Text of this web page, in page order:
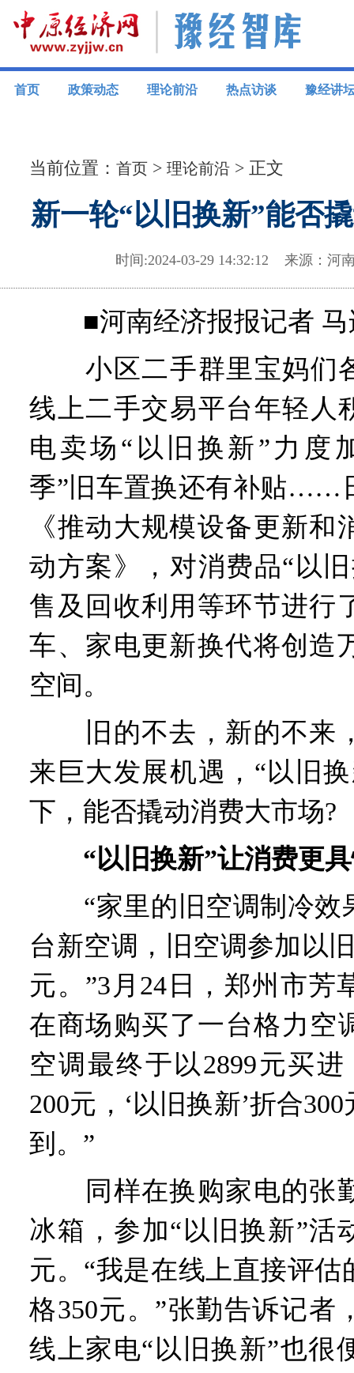
首页 政策动态 理论前沿 热点访谈 豫经讲
当前位置：首页 >理论前沿 > 正文
新一轮“以旧换新”能否
时间:2024-03-29 14:32:12 来源：
■河南经济报报记者 马
小区二手群里宝妈们
线上二手交易平台年轻人
电卖场“以旧换新”力度
季”旧车置换还有补贴……
《推动大规模设备更新和
动方案》，对消费品“以
售及回收利用等环节进行
车、家电更新换代将创造
空间。
旧的不去，新的不来
来巨大发展机遇，“以旧
下，能否撬动消费大市场?
“以旧换新”让消费更
“家里的旧空调制冷效
台新空调，旧空调参加以
元。”3月24日，郑州市芳
在商场购买了一台格力空
空调最终于以2899元买
200元，‘以旧换新’折合
到。”
同样在换购家电的张
冰箱，参加“以旧换新”活
元。“我是在线上直接评估
格350元。”张勤告诉记者
线上家电“以旧换新”也很